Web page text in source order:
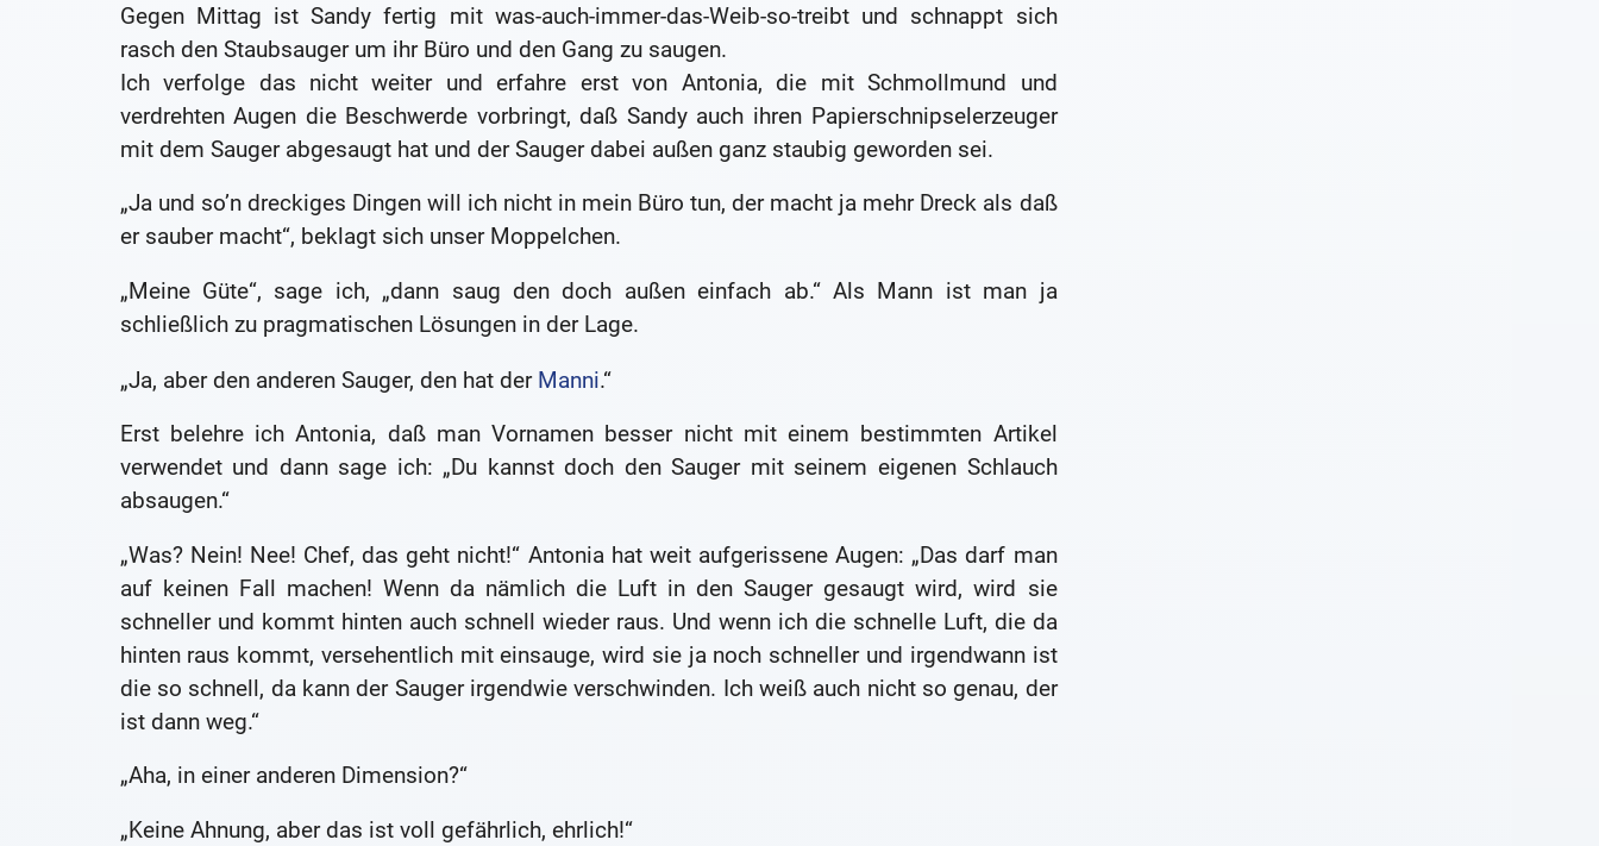
Gegen Mittag ist Sandy fertig mit was-auch-immer-das-Weib-so-treibt und schnappt sich
rasch den Staubsauger um ihr Büro und den Gang zu saugen.
Ich verfolge das nicht weiter und erfahre erst von Antonia, die mit Schmollmund und
verdrehten Augen die Beschwerde vorbringt, daß Sandy auch ihren Papierschnipselerzeuger
mit dem Sauger abgesaugt hat und der Sauger dabei außen ganz staubig geworden sei.
„Ja und so’n dreckiges Dingen will ich nicht in mein Büro tun, der macht ja mehr Dreck als daß
er sauber macht“, beklagt sich unser Moppelchen.
„Meine Güte“, sage ich, „dann saug den doch außen einfach ab.“ Als Mann ist man ja
schließlich zu pragmatischen Lösungen in der Lage.
„Ja, aber den anderen Sauger, den hat der Manni.“
Erst belehre ich Antonia, daß man Vornamen besser nicht mit einem bestimmten Artikel
verwendet und dann sage ich: „Du kannst doch den Sauger mit seinem eigenen Schlauch
absaugen.“
„Was? Nein! Nee! Chef, das geht nicht!“ Antonia hat weit aufgerissene Augen: „Das darf man
auf keinen Fall machen! Wenn da nämlich die Luft in den Sauger gesaugt wird, wird sie
schneller und kommt hinten auch schnell wieder raus. Und wenn ich die schnelle Luft, die da
hinten raus kommt, versehentlich mit einsauge, wird sie ja noch schneller und irgendwann ist
die so schnell, da kann der Sauger irgendwie verschwinden. Ich weiß auch nicht so genau, der
ist dann weg.“
„Aha, in einer anderen Dimension?“
„Keine Ahnung, aber das ist voll gefährlich, ehrlich!“